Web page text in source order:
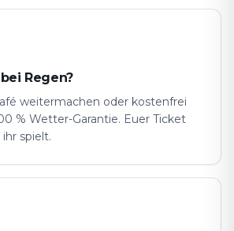
Regen?
weitermachen oder kostenfrei
% Wetter-Garantie. Euer Ticket
spielt.